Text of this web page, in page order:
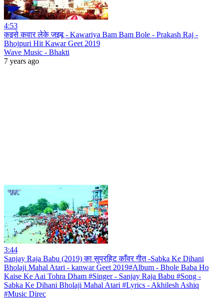
4:53
कइसे कवार लेके जइबू - Kawariya Bam Bam Bole - Prakash Raj -
Bhojpuri Hit Kawar Geet 2019
Wave Music - Bhakti
7 years ago
3:44
Sanjay Raja Babu (2019) का सुपरहिट काँवर गीत -Sabka Ke Dihani
Bholaji Mahal Atari - kanwar Geet 2019#Album - Bhole Baba Ho
Kaise Ke Aai Tohra Dham #Singer - Sanjay Raja Babu #Song -
Sabka Ke Dihani Bholaji Mahal Atari #Lyrics - Akhilesh Ashiq
#Music Direc